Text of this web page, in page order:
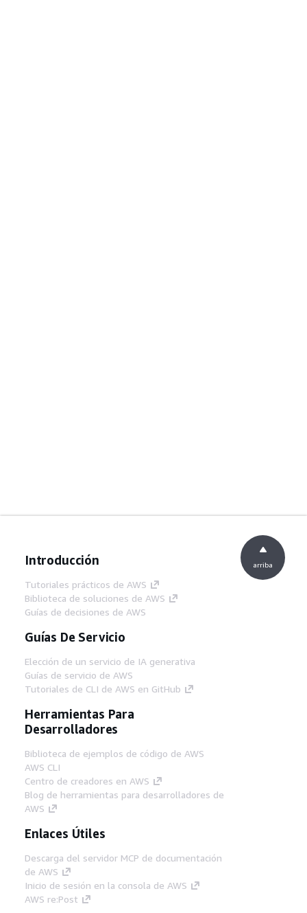
Introducción
Tutoriales prácticos de AWS
Biblioteca de soluciones de AWS
Guías de decisiones de AWS
Guías De Servicio
Elección de un servicio de IA generativa
Guías de servicio de AWS
Tutoriales de CLI de AWS en GitHub
Herramientas Para
Desarrolladores
Biblioteca de ejemplos de código de AWS
AWS CLI
Centro de creadores en AWS
Blog de herramientas para desarrolladores de
AWS
Enlaces Útiles
Descarga del servidor MCP de documentación
de AWS
Inicio de sesión en la consola de AWS
AWS re:Post
arriba